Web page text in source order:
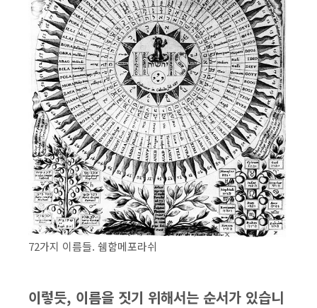
72가지 이름들. 쉠함메포라쉬
이렇듯, 이름을 짓기 위해서는 순서가 있습니